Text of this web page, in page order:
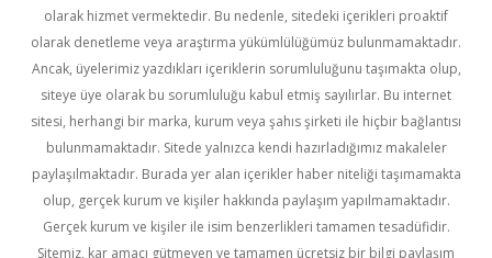
olarak hizmet vermektedir. Bu nedenle, sitedeki içerikleri proaktif
olarak denetleme veya araştırma yükümlülüğümüz bulunmamaktadır.
Ancak, üyelerimiz yazdıkları içeriklerin sorumluluğunu taşımakta olup,
siteye üye olarak bu sorumluluğu kabul etmiş sayılırlar. Bu internet
sitesi, herhangi bir marka, kurum veya şahıs şirketi ile hiçbir bağlantısı
bulunmamaktadır. Sitede yalnızca kendi hazırladığımız makaleler
paylaşılmaktadır. Burada yer alan içerikler haber niteliği taşımamakta
olup, gerçek kurum ve kişiler hakkında paylaşım yapılmamaktadır.
Gerçek kurum ve kişiler ile isim benzerlikleri tamamen tesadüfidir.
Sitemiz, kar amacı gütmeyen ve tamamen ücretsiz bir bilgi paylaşım